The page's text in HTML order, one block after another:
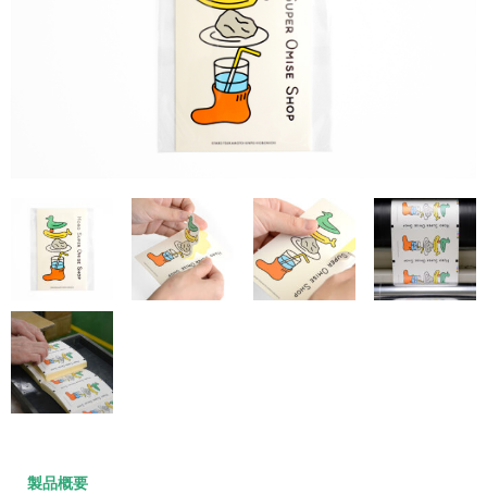
製品概要